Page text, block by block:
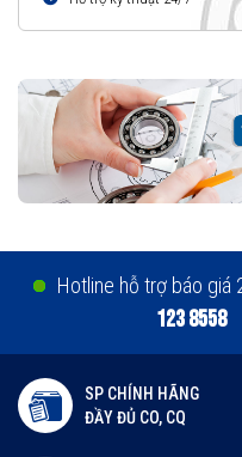
Hotline hỗ trợ báo giá
123 8558
SP CHÍNH HÃNG
ĐẦY ĐỦ CO, CQ